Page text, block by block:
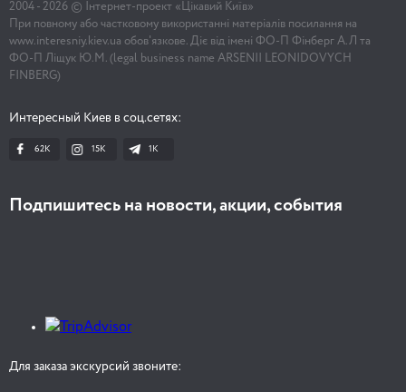
2004 - 2026 © Інтернет-проект «Цікавий Київ»
При повному або частковому використанні матеріалів посилання на
www.interesniy.kiev.ua обов'язкове. Діє від імені ФО-П Фінберг А.Л та
ФО-П Ліщук Ю.М. (legal business name ARSENII LEONIDOVYCH
FINBERG)
Интересный Киев в соц.сетях:
62K 15K 1К
Подпишитесь на новости, акции, события
Для заказа экскурсий звоните: